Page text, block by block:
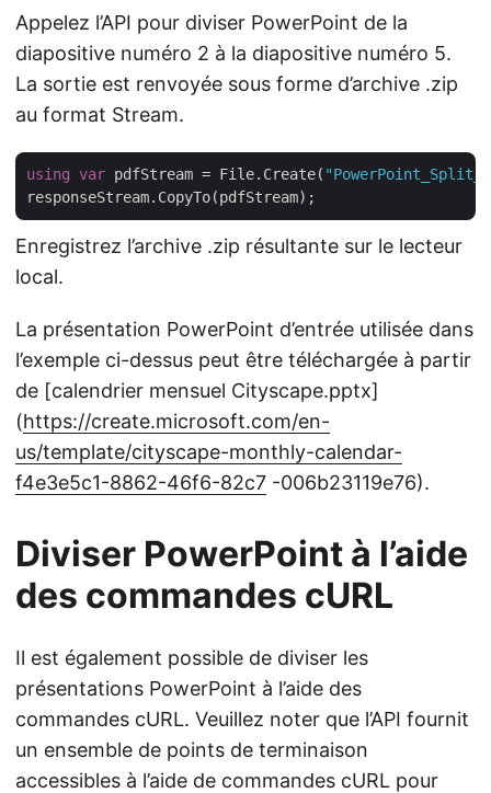
Appelez l’API pour diviser PowerPoint de la
diapositive numéro 2 à la diapositive numéro 5.
La sortie est renvoyée sous forme d’archive .zip
au format Stream.
using var pdfStream = File.Create(
Enregistrez l’archive .zip résultante sur le lecteur
local.
La présentation PowerPoint d’entrée utilisée dans
l’exemple ci-dessus peut être téléchargée à partir
de [calendrier mensuel Cityscape.pptx]
(https://create.microsoft.com/en-
us/template/cityscape-monthly-calendar-
f4e3e5c1-8862-46f6-82c7 -006b23119e76).
Diviser PowerPoint à l’aide
des commandes cURL
Il est également possible de diviser les
présentations PowerPoint à l’aide des
commandes cURL. Veuillez noter que l’API fournit
un ensemble de points de terminaison
accessibles à l’aide de commandes cURL pour